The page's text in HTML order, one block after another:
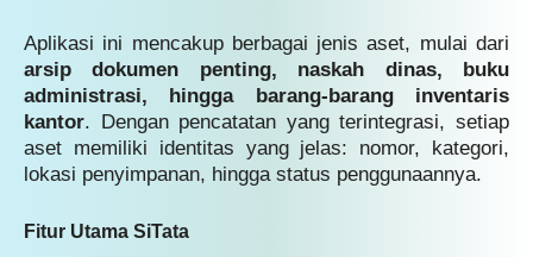
Aplikasi ini mencakup berbagai jenis aset, mulai dari
arsip dokumen penting, naskah dinas, buku
administrasi, hingga barang-barang inventaris
kantor. Dengan pencatatan yang terintegrasi, setiap
aset memiliki identitas yang jelas: nomor, kategori,
lokasi penyimpanan, hingga status penggunaannya.
Fitur Utama SiTata